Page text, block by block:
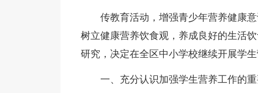
传教育活动，增强青少年营养健康
树立健康营养饮食观，养成良好的生活
研究，决定在全区中小学校继续开展学
一、充分认识加强学生营养工作的重